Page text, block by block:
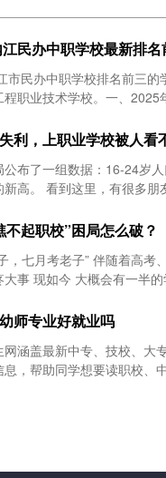
民办中职学校最新排
市民办中职学校排名前三
程职业技术学校。一、
利，上职业学校被人看
公布了一组数据：16-24岁
新高。 看到这里，有很多
不起职校”困局怎么破？
，七月考老子” 伴随着高
大事 现如今 大概会有一半
师专业好就业吗
网涵盖最新中专、技校、大
息，帮助同学想要读职校、